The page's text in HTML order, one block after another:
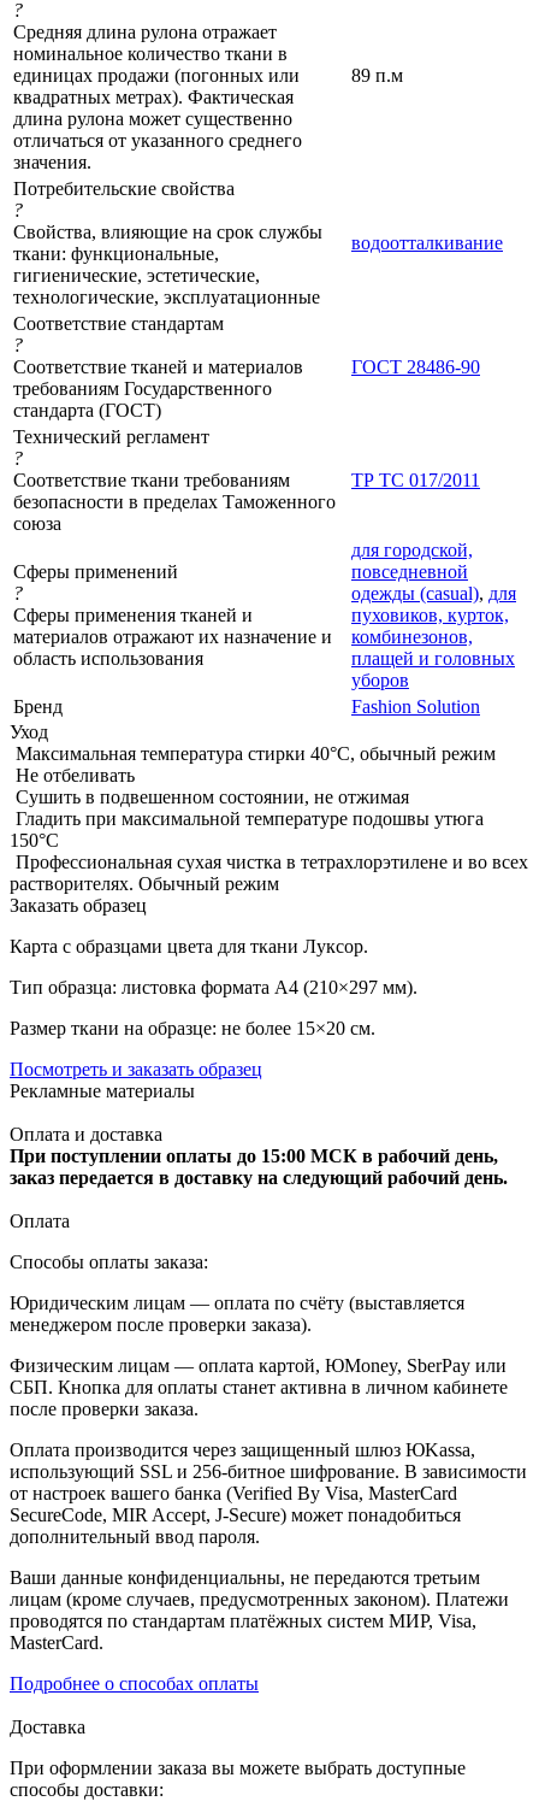
?
Средняя длина рулона отражает
номинальное количество ткани в
единицах продажи (погонных или
квадратных метрах). Фактическая
длина рулона может существенно
отличаться от указанного среднего
значения.
89 п.м
Потребительские свойства
?
Свойства, влияющие на срок службы
ткани: функциональные,
гигиенические, эстетические,
технологические, эксплуатационные
водоотталкивание
Соответствие стандартам
?
Соответствие тканей и материалов
требованиям Государственного
стандарта (ГОСТ)
ГОСТ 28486-90
Технический регламент
?
Соответствие ткани требованиям
безопасности в пределах Таможенного
союза
ТР ТС 017/2011
Сферы применений
?
Сферы применения тканей и
материалов отражают их назначение и
область использования
для городской,
повседневной
одежды (casual), для
пуховиков, курток,
комбинезонов,
плащей и головных
уборов
Бренд
Fashion Solution
Уход
Максимальная температура стирки 40°C, обычный режим
Не отбеливать
Сушить в подвешенном состоянии, не отжимая
Гладить при максимальной температуре подошвы утюга
150°С
Профессиональная сухая чистка в тетрахлорэтилене и во всех
растворителях. Обычный режим
Заказать образец
Карта с образцами цвета для ткани Луксор.
Тип образца: листовка формата А4 (210×297 мм).
Размер ткани на образце: не более 15×20 см.
Посмотреть и заказать образец
Рекламные материалы
Оплата и доставка
При поступлении оплаты до 15:00 МСК в рабочий день,
заказ передается в доставку на следующий рабочий день.
Оплата
Способы оплаты заказа:
Юридическим лицам — оплата по счёту (выставляется
менеджером после проверки заказа).
Физическим лицам — оплата картой, ЮMoney, SberPay или
СБП. Кнопка для оплаты станет активна в личном кабинете
после проверки заказа.
Оплата производится через защищенный шлюз ЮKassa,
использующий SSL и 256-битное шифрование. В зависимости
от настроек вашего банка (Verified By Visa, MasterCard
SecureCode, MIR Accept, J-Secure) может понадобиться
дополнительный ввод пароля.
Ваши данные конфиденциальны, не передаются третьим
лицам (кроме случаев, предусмотренных законом). Платежи
проводятся по стандартам платёжных систем МИР, Visa,
MasterCard.
Подробнее о способах оплаты
Доставка
При оформлении заказа вы можете выбрать доступные
способы доставки: